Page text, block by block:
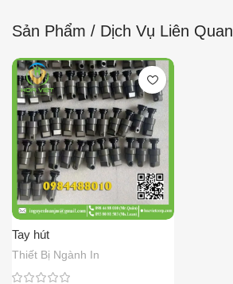
Sản Phẩm / Dịch Vụ Liên Quan
Tay hút
Thiết Bị Ngành In